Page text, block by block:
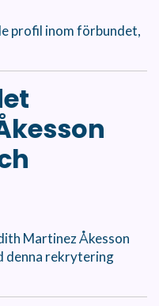
profil inom förbundet,
Martinez Åkesson
denna rekrytering